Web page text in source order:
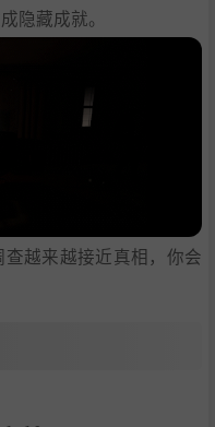
隐藏成就。
越来越接近真相，你会